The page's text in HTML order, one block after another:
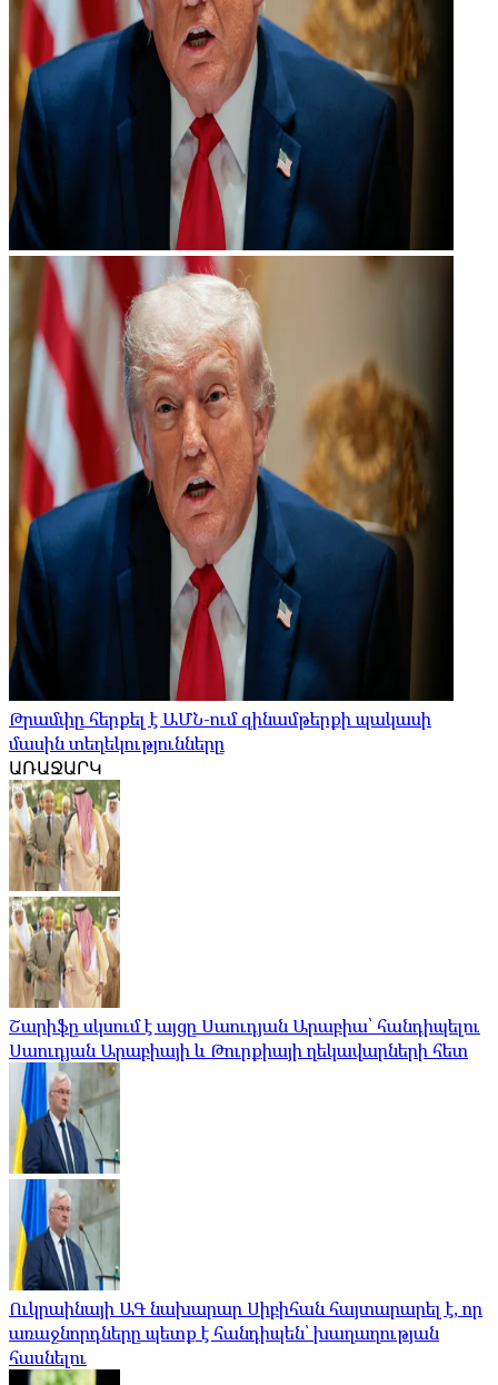
Թրամփը հերքել է ԱՄՆ-ում զինամթերքի պակասի
մասին տեղեկությունները
ԱՌԱՋԱՐԿ
Շարիֆը սկսում է այցը Սաուդյան Արաբիա՝ հանդիպելու
Սաուդյան Արաբիայի և Թուրքիայի ղեկավարների հետ
Ուկրաինայի ԱԳ նախարար Սիբիհան հայտարարել է, որ
առաջնորդները պետք է հանդիպեն՝ խաղաղության
հասնելու